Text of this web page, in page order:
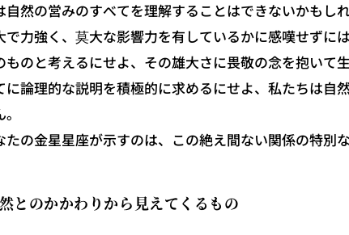
然の営みのすべてを理解することはできないかもし
で力強く、莫大な影響力を有しているかに感嘆せずに
ものと考えるにせよ、その雄大さに畏敬の念を抱いて
に論理的な説明を積極的に求めるにせよ、私たちは自
の金星星座が示すのは、この絶え間ない関係の特別な
とのかかわりから見えてくるもの